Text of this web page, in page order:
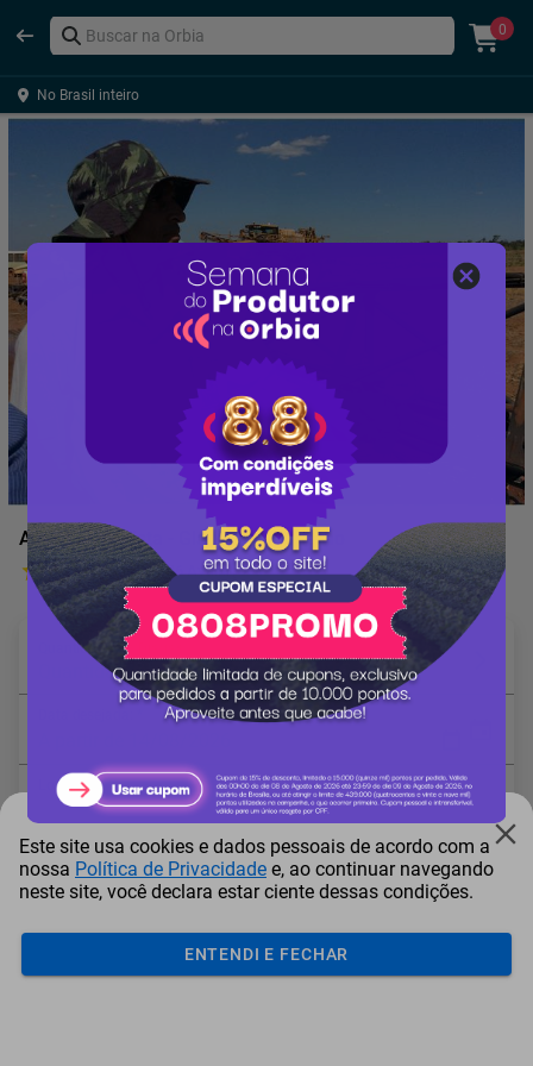
0
No Brasil inteiro
Agroespecialista - Glauberto Moderno
46 Avaliações
Quantidade em Diárias: *
Quantidade mínima: 1
Local: *
* Campo obrigatório
Adicionar ao carrinho
Este site usa cookies e dados pessoais de acordo com a
nossa Política de Privacidade e, ao continuar navegando
neste site, você declara estar ciente dessas condições.
ENTENDI E FECHAR